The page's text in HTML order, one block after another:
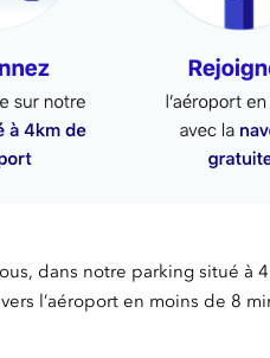
dans notre parking situé à
l’aéroport en moins de 8